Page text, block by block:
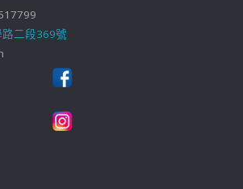
二段369號